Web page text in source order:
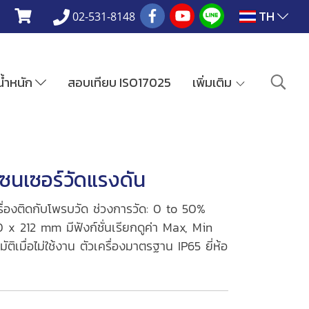
02-531-8148 TH
ำหนัก สอบเทียบ ISO17025 เพิ่มเติม
นเซอร์วัดแรงดัน
งติดกับโพรบวัด ช่วงการวัด: 0 to 50%
212 mm มีฟังก์ชั่นเรียกดูค่า Max, Min
เมื่อไม่ใช้งาน ตัวเครื่องมาตรฐาน IP65 ยี่ห้อ